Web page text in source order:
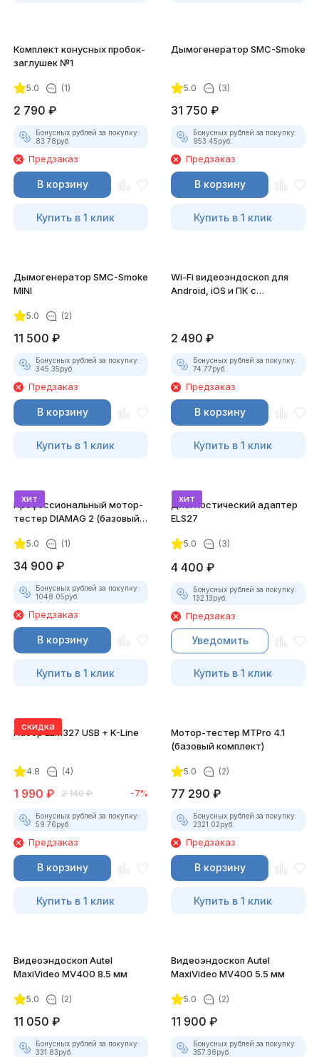
Комплект конусных пробок-
заглушек №1
5.0 (1)
2 790 ₽
Бонусных рублей за покупку:
83.78руб.
Предзаказ
В корзину
Купить в 1 клик
Дымогенератор SMC-Smoke
5.0 (3)
31 750 ₽
Бонусных рублей за покупку:
953.45руб.
Предзаказ
В корзину
Купить в 1 клик
Дымогенератор SMC-Smoke
MINI
5.0 (2)
11 500 ₽
Бонусных рублей за покупку:
345.35руб.
Предзаказ
В корзину
Купить в 1 клик
Wi-Fi видеоэндоскоп для
Android, iOS и ПК с
2 490 ₽
Бонусных рублей за покупку:
74.77руб.
Предзаказ
В корзину
Купить в 1 клик
хит
Профессиональный мотор-
тестер DIAMAG 2 (базовый
5.0 (1)
34 900 ₽
Бонусных рублей за покупку:
1048.05руб.
Предзаказ
В корзину
Купить в 1 клик
хит
Диагностический адаптер
ELS27
5.0 (3)
4 400 ₽
Бонусных рублей за покупку:
132.13руб.
Предзаказ
Уведомить
Купить в 1 клик
скидка
Набор ELM327 USB + K-Line
4.8 (4)
1 990 ₽ 2 140 ₽ -7%
Бонусных рублей за покупку:
59.76руб.
Предзаказ
В корзину
Купить в 1 клик
Мотор-тестер MTPro 4.1
(базовый комплект)
5.0 (2)
77 290 ₽
Бонусных рублей за покупку:
2321.02руб.
Предзаказ
В корзину
Купить в 1 клик
Видеоэндоскоп Autel
MaxiVideo MV400 8.5 мм
5.0 (2)
11 050 ₽
Бонусных рублей за покупку:
331.83руб.
Видеоэндоскоп Autel
MaxiVideo MV400 5.5 мм
5.0 (2)
11 900 ₽
Бонусных рублей за покупку:
357.36руб.